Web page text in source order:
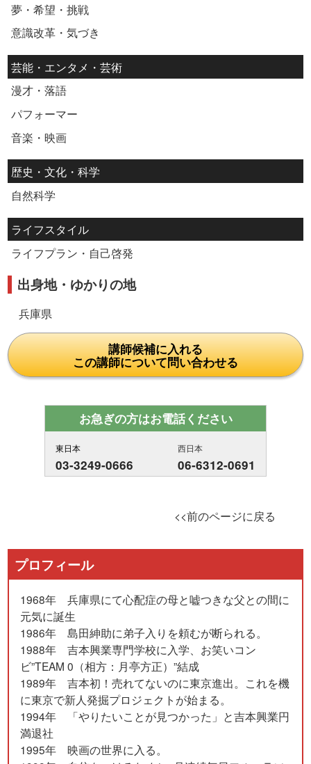
夢・希望・挑戦
意識改革・気づき
芸能・エンタメ・芸術
漫才・落語
パフォーマー
音楽・映画
歴史・文化・科学
自然科学
ライフスタイル
ライフプラン・自己啓発
出身地・ゆかりの地
兵庫県
講師候補に入れる
この講師について問い合わせる
お急ぎの方はお電話ください
東日本
03-3249-0666
西日本
06-6312-0691
<<前のページに戻る
プロフィール
1968年 兵庫県にて心配症の母と嘘つきな父との間に
元気に誕生
1986年 島田紳助に弟子入りを頼むが断られる。
1988年 吉本興業専門学校に入学、お笑いコン
ビ”TEAM 0（相方：月亭方正）”結成
1989年 吉本初！売れてないのに東京進出。これを機
に東京で新人発掘プロジェクトが始まる。
1994年 「やりたいことが見つかった」と吉本興業円
満退社
1995年 映画の世界に入る。